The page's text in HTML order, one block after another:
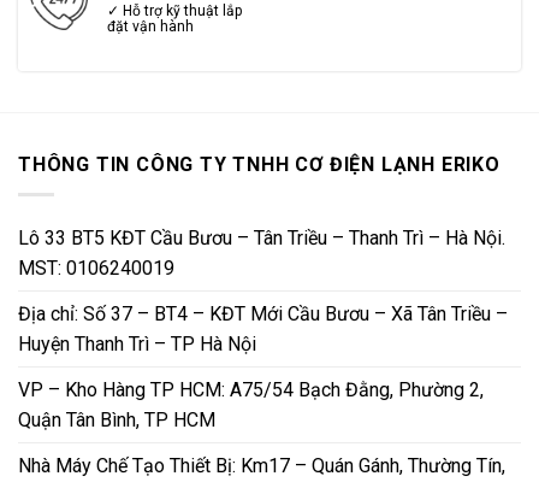
✓ Hỗ trợ kỹ thuật lắp
đặt vận hành
THÔNG TIN CÔNG TY TNHH CƠ ĐIỆN LẠNH ERIKO
Lô 33 BT5 KĐT Cầu Bươu – Tân Triều – Thanh Trì – Hà Nội.
MST: 0106240019
Địa chỉ: Số 37 – BT4 – KĐT Mới Cầu Bươu – Xã Tân Triều –
Huyện Thanh Trì – TP Hà Nội
VP – Kho Hàng TP HCM: A75/54 Bạch Đằng, Phường 2,
Quận Tân Bình, TP HCM
Nhà Máy Chế Tạo Thiết Bị: Km17 – Quán Gánh, Thường Tín,